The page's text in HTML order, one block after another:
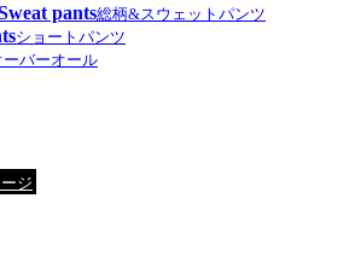
pants総柄&スウェットパンツ
ショートパンツ
ーバーオール
ジ